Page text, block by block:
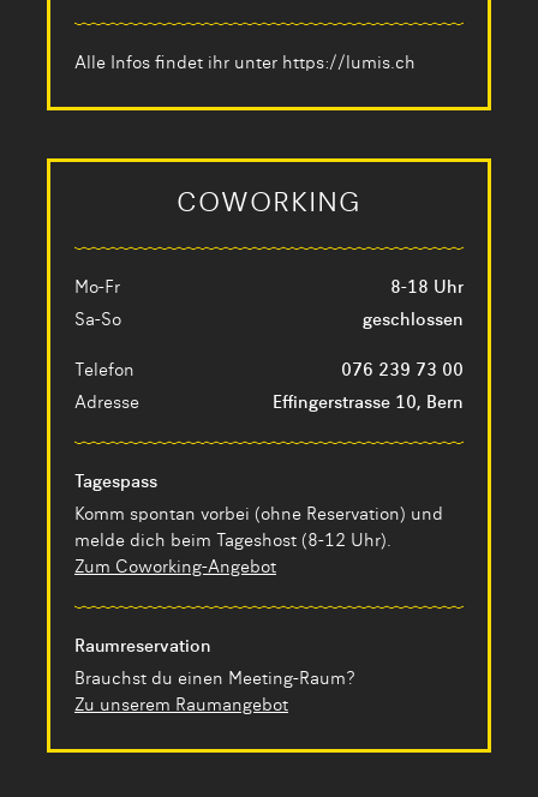
COWORKING
Mo-Fr
8-18 Uhr
Sa-So
geschlossen
Telefon
076 239 73 00
Adresse
Effingerstrasse 10, Bern
Tagespass
Komm spontan vorbei (ohne Reservation) und
melde dich beim Tageshost (8-12 Uhr).
Zum Coworking-Angebot
Raumreservation
Brauchst du einen Meeting-Raum?
Zu unserem Raumangebot
Alle Infos findet ihr unter https://lumis.ch